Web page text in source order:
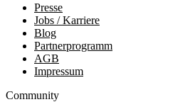
Presse
Jobs / Karriere
Blog
Partnerprogramm
AGB
Impressum
Community